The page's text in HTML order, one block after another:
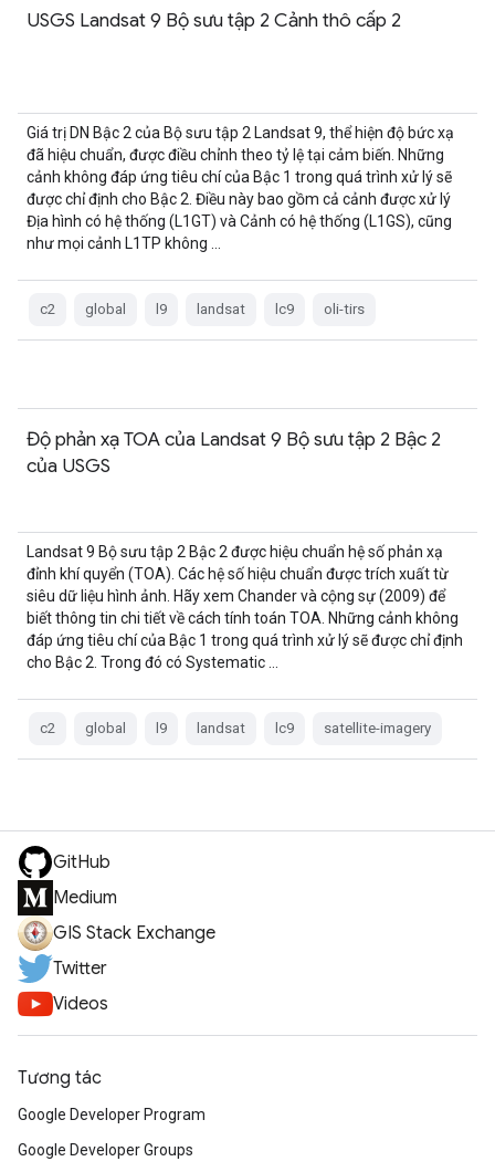
USGS Landsat 9 Bộ sưu tập 2 Cảnh thô cấp 2
Giá trị DN Bậc 2 của Bộ sưu tập 2 Landsat 9, thể hiện độ bức xạ
đã hiệu chuẩn, được điều chỉnh theo tỷ lệ tại cảm biến. Những
cảnh không đáp ứng tiêu chí của Bậc 1 trong quá trình xử lý sẽ
được chỉ định cho Bậc 2. Điều này bao gồm cả cảnh được xử lý
Địa hình có hệ thống (L1GT) và Cảnh có hệ thống (L1GS), cũng
như mọi cảnh L1TP không …
c2 global l9 landsat lc9 oli-tirs
Độ phản xạ TOA của Landsat 9 Bộ sưu tập 2 Bậc 2
của USGS
Landsat 9 Bộ sưu tập 2 Bậc 2 được hiệu chuẩn hệ số phản xạ
đỉnh khí quyển (TOA). Các hệ số hiệu chuẩn được trích xuất từ
siêu dữ liệu hình ảnh. Hãy xem Chander và cộng sự (2009) để
biết thông tin chi tiết về cách tính toán TOA. Những cảnh không
đáp ứng tiêu chí của Bậc 1 trong quá trình xử lý sẽ được chỉ định
cho Bậc 2. Trong đó có Systematic …
c2 global l9 landsat lc9 satellite-imagery
GitHub
Medium
GIS Stack Exchange
Twitter
Videos
Tương tác
Google Developer Program
Google Developer Groups